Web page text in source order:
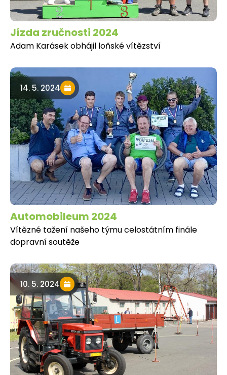
Jízda zručnosti 2024
Adam Karásek obhájil loňské vítězství
14. 5. 2024
Automobileum 2024
Vítězné tažení našeho týmu celostátním finále
dopravní soutěže
10. 5. 2024